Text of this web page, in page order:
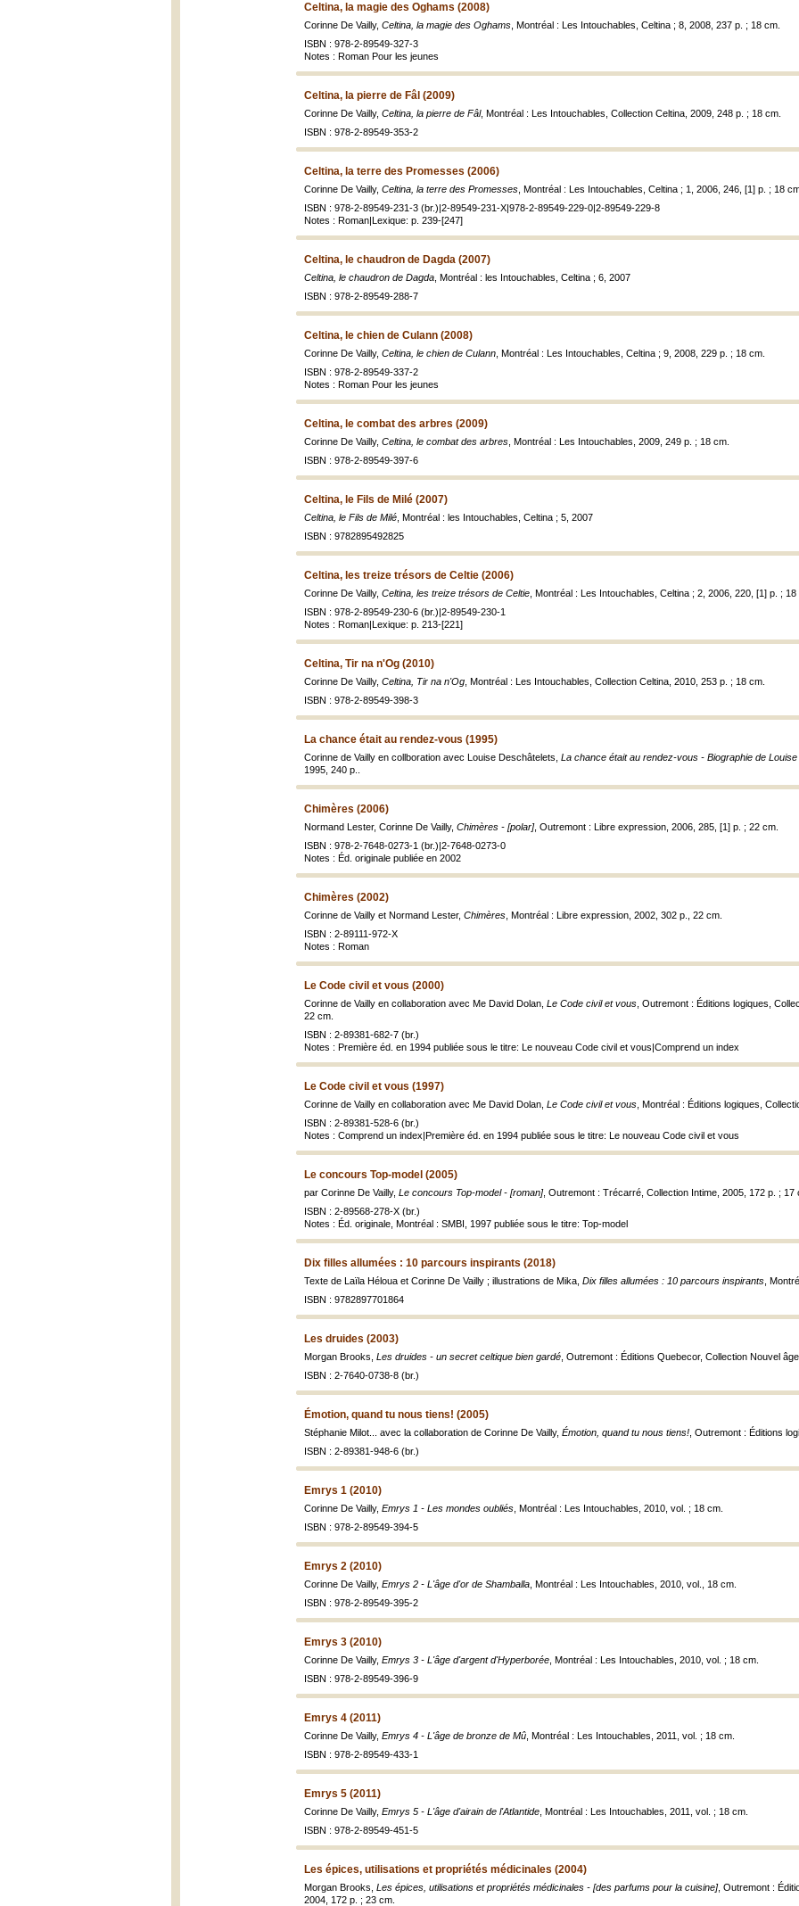
Celtina, la magie des Oghams (2008)
Corinne De Vailly, Celtina, la magie des Oghams , Montréal : Les Intouchables, Celtina ; 8, 2008, 237 p. ; 18 cm.
ISBN : 978-2-89549-327-3
Notes : Roman Pour les jeunes
Celtina, la pierre de Fâl (2009)
Corinne De Vailly, Celtina, la pierre de Fâl, Montréal : Les Intouchables, Collection Celtina, 2009, 248 p. ; 18 cm.
ISBN : 978-2-89549-353-2
Celtina, la terre des Promesses (2006)
Corinne De Vailly, Celtina, la terre des Promesses , Montréal : Les Intouchables, Celtina ; 1, 2006, 246, [1] p. ; 18
ISBN : 978-2-89549-231-3 (br.)|2-89549-231-X|978-2-89549-229-0|2-89549-229-8
Notes : Roman|Lexique: p. 239-[247]
Celtina, le chaudron de Dagda (2007)
Celtina, le chaudron de Dagda , Montréal : les Intouchables, Celtina ; 6, 2007
ISBN : 978-2-89549-288-7
Celtina, le chien de Culann (2008)
Corinne De Vailly, Celtina, le chien de Culann , Montréal : Les Intouchables, Celtina ; 9, 2008, 229 p. ; 18 cm.
ISBN : 978-2-89549-337-2
Notes : Roman Pour les jeunes
Celtina, le combat des arbres (2009)
Corinne De Vailly, Celtina, le combat des arbres , Montréal : Les Intouchables, 2009, 249 p. ; 18 cm.
ISBN : 978-2-89549-397-6
Celtina, le Fils de Milé (2007)
Celtina, le Fils de Milé , Montréal : les Intouchables, Celtina ; 5, 2007
ISBN : 9782895492825
Celtina, les treize trésors de Celtie (2006)
Corinne De Vailly, Celtina, les treize trésors de Celtie , Montréal : Les Intouchables, Celtina ; 2, 2006, 220, [1] p. ; 18
ISBN : 978-2-89549-230-6 (br.)|2-89549-230-1
Notes : Roman|Lexique: p. 213-[221]
Celtina, Tir na n'Og (2010)
Corinne De Vailly, Celtina, Tir na n'Og , Montréal : Les Intouchables, Collection Celtina, 2010, 253 p. ; 18 cm.
ISBN : 978-2-89549-398-3
La chance était au rendez-vous (1995)
Corinne de Vailly en collboration avec Louise Deschâtelets, La chance était au rendez-vous - Biographie de
1995, 240 p..
Chimères (2006)
Normand Lester, Corinne De Vailly, Chimères - [polar], Outremont : Libre expression, 2006, 285, [1] p. ; 22 cm.
ISBN : 978-2-7648-0273-1 (br.)|2-7648-0273-0
Notes : Éd. originale publiée en 2002
Chimères (2002)
Corinne de Vailly et Normand Lester, Chimères , Montréal : Libre expression, 2002, 302 p., 22 cm.
ISBN : 2-89111-972-X
Notes : Roman
Le Code civil et vous (2000)
Corinne de Vailly en collaboration avec Me David Dolan, Le Code civil et vous , Outremont : Éditions logiques,
22 cm.
ISBN : 2-89381-682-7 (br.)
Notes : Première éd. en 1994 publiée sous le titre: Le nouveau Code civil et vous|Comprend un index
Le Code civil et vous (1997)
Corinne de Vailly en collaboration avec Me David Dolan, Le Code civil et vous , Montréal : Éditions logiques,
ISBN : 2-89381-528-6 (br.)
Notes : Comprend un index|Première éd. en 1994 publiée sous le titre: Le nouveau Code civil et vous
Le concours Top-model (2005)
par Corinne De Vailly, Le concours Top-model - [roman], Outremont : Trécarré, Collection Intime, 2005, 172 p. ; 17
ISBN : 2-89568-278-X (br.)
Notes : Éd. originale, Montréal : SMBI, 1997 publiée sous le titre: Top-model
Dix filles allumées : 10 parcours inspirants (2018)
Texte de Laïla Héloua et Corinne De Vailly ; illustrations de Mika, Dix filles allumées : 10 parcours inspirants ,
ISBN : 9782897701864
Les druides (2003)
Morgan Brooks, Les druides - un secret celtique bien gardé , Outremont : Éditions Quebecor, Collection Nouvel
ISBN : 2-7640-0738-8 (br.)
Émotion, quand tu nous tiens! (2005)
Stéphanie Milot... avec la collaboration de Corinne De Vailly, Émotion, quand tu nous tiens! , Outremont : Éditions
ISBN : 2-89381-948-6 (br.)
Emrys 1 (2010)
Corinne De Vailly, Emrys 1 - Les mondes oubliés , Montréal : Les Intouchables, 2010, vol. ; 18 cm.
ISBN : 978-2-89549-394-5
Emrys 2 (2010)
Corinne De Vailly, Emrys 2 - L'âge d'or de Shamballa , Montréal : Les Intouchables, 2010, vol., 18 cm.
ISBN : 978-2-89549-395-2
Emrys 3 (2010)
Corinne De Vailly, Emrys 3 - L'âge d'argent d'Hyperborée , Montréal : Les Intouchables, 2010, vol. ; 18 cm.
ISBN : 978-2-89549-396-9
Emrys 4 (2011)
Corinne De Vailly, Emrys 4 - L'âge de bronze de Mû , Montréal : Les Intouchables, 2011, vol. ; 18 cm.
ISBN : 978-2-89549-433-1
Emrys 5 (2011)
Corinne De Vailly, Emrys 5 - L'âge d'airain de l'Atlantide , Montréal : Les Intouchables, 2011, vol. ; 18 cm.
ISBN : 978-2-89549-451-5
Les épices, utilisations et propriétés médicinales (2004)
Morgan Brooks, Les épices, utilisations et propriétés médicinales - [des parfums pour la cuisine], Outremont :
2004, 172 p. ; 23 cm.